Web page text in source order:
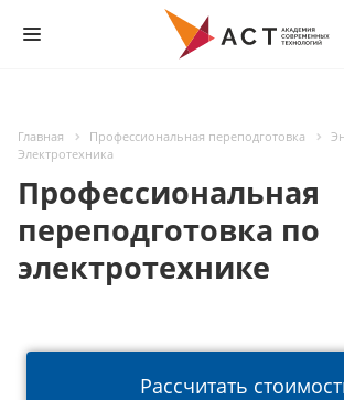
Главная Профессиональная переподготовка
Электротехника
Профессиональная
переподготовка по
электротехнике
Рассчитать